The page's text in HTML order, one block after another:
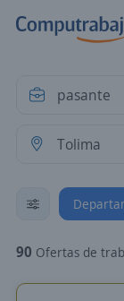
90 Ofertas de